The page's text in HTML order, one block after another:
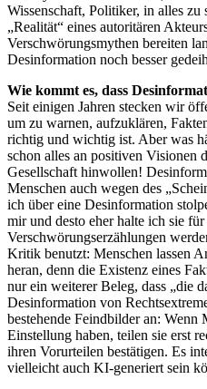
Wissenschaft, Politiker, in alles zu
„Realität“ eines autoritären
Verschwörungsmythen bereiten
Desinformation noch besser
Wie kommt es, dass
Seit einigen Jahren stecken wir
um zu warnen, aufzuklären,
richtig und wichtig ist. Aber was
schon alles an positiven Visionen
Gesellschaft hinwollen!
Menschen auch wegen des
ich über eine Desinformation
mir und desto eher halte ich sie für
Verschwörungserzählungen
Kritik benutzt: Menschen lassen
heran, denn die Existenz eines
nur ein weiterer Beleg, dass „die
Desinformation von
bestehende Feindbilder an: Wenn
Einstellung haben, teilen sie erst
ihren Vorurteilen bestätigen. Es
vielleicht auch KI-generiert sein